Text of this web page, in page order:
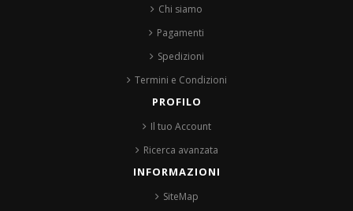
Chi siamo
Pagamenti
Spedizioni
Termini e Condizioni
PROFILO
Il tuo Account
Ricerca avanzata
INFORMAZIONI
SiteMap